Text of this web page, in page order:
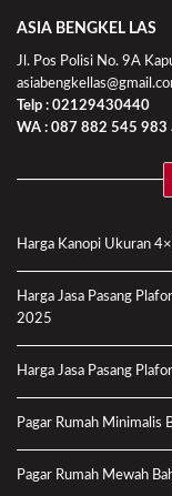
ASIA BENGKEL LAS
Jl. Pos Polisi No. 9A
Telp : 02129430440
WA : 087 882 545 983
Harga Kanopi Ukuran
Harga Jasa Pasang
2025
Harga Jasa Pasang
Pagar Rumah Minimalis
Pagar Rumah Mewah